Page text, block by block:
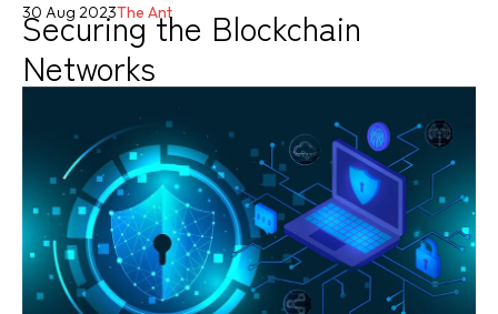
Securing the Blockchain
Networks
30 Aug 2023The Ant